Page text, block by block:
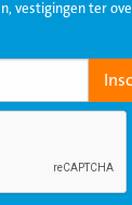
vestigingen ter